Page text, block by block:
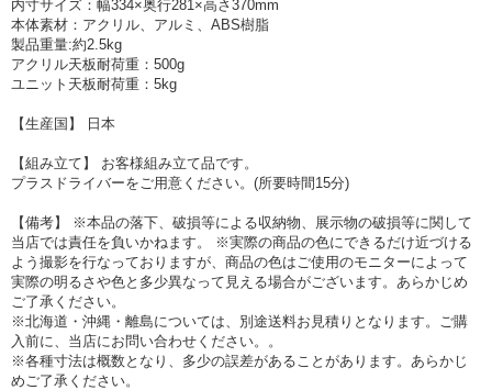
内寸サイズ：幅334×奥行281×高さ370mm
本体素材：アクリル、アルミ、ABS樹脂
製品重量:約2.5kg
アクリル天板耐荷重：500g
ユニット天板耐荷重：5kg
【生産国】 日本
【組み立て】 お客様組み立て品です。
プラスドライバーをご用意ください。(所要時間15分)
【備考】 ※本品の落下、破損等による収納物、展示物の破損等に関して
当店では責任を負いかねます。 ※実際の商品の色にできるだけ近づける
よう撮影を行なっておりますが、商品の色はご使用のモニターによって
実際の明るさや色と多少異なって見える場合がございます。あらかじめ
ご了承ください。
※北海道・沖縄・離島については、別途送料お見積りとなります。ご購
入前に、当店にお問い合わせください。。
※各種寸法は概数となり、多少の誤差があることがあります。あらかじ
めご了承ください。